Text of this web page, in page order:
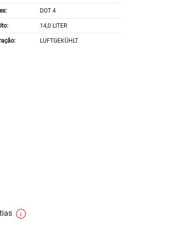
DOT 4
14,0 LITER
LUFTGEKÜHLT